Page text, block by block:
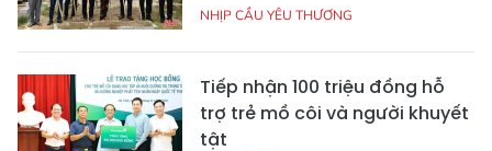
NHỊP CẦU YÊU THƯƠNG
Tiếp nhận 100 triệu đồng hỗ
trợ trẻ mồ côi và người khuyết
tật